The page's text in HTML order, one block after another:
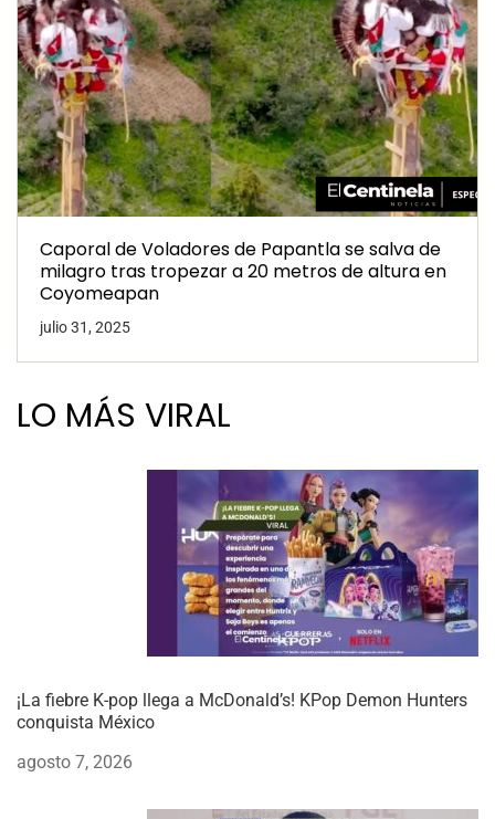
Caporal de Voladores de Papantla se salva de
milagro tras tropezar a 20 metros de altura en
Coyomeapan
julio 31, 2025
LO MÁS VIRAL
¡La fiebre K-pop llega a McDonald’s! KPop Demon Hunters
conquista México
agosto 7, 2026